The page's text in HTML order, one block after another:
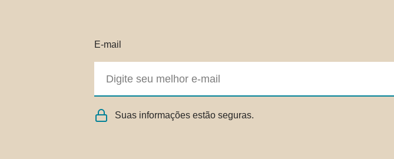
E-mail
Suas informações estão seguras.